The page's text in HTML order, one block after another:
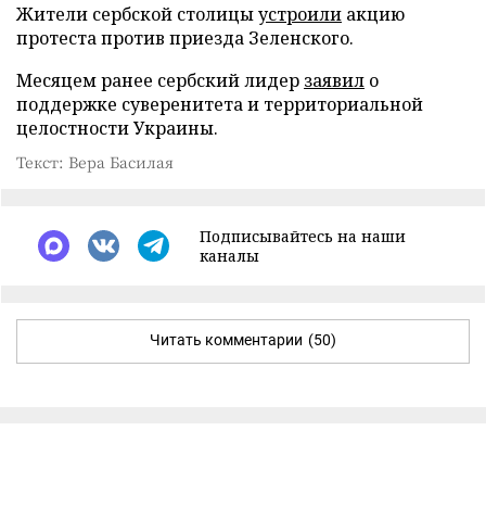
Жители сербской столицыустроили акцию
протеста против приезда Зеленского.
Месяцем ранее сербский лидер заявил о
поддержке суверенитета и территориальной
целостности Украины.
Текст: Вера Басилая
Подписывайтесь на наши
каналы
Читать комментарии (50)